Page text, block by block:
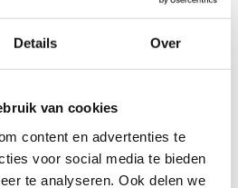
Details Over
van cookies
content en advertenties te
voor social media te bieden
te analyseren. Ook delen we
Landgoed Brakel, een
kasteelruïne en
een wandelroute van 3
hetJordenpad(dit is een
langs het